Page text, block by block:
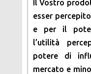
Il Vostro
esser
e per il
l’utilità
potere di
mercato e